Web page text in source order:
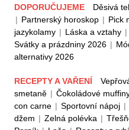
DOPORUČUJEME Děsivá
| Partnerský horoskop | Pick
jazykolamy | Láska a vztahy |
Svátky a prázdniny 2026 |
alternativy 2026
RECEPTY A VAŘENÍ
smetaně | Čokoládové
con carne | Sportovní nápoj |
džem | Zelná polévka |